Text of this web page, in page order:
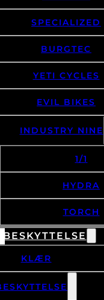
SPECIALIZED
BURGTEC
YETI CYCLES
EVIL BIKES
INDUSTRY NINE
1/1
HYDRA
TORCH
KLÆR